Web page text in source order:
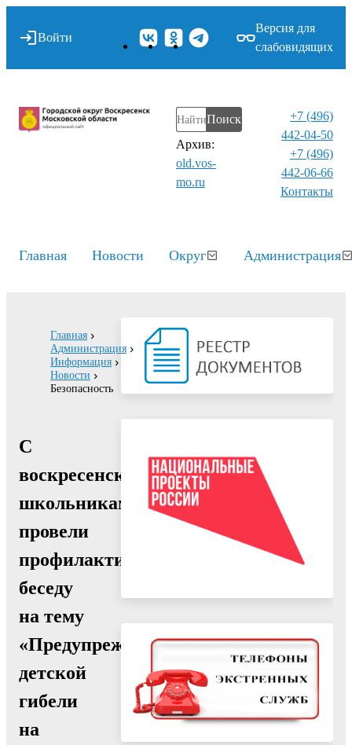
Войти
Версия для
слабовидящих
Поиск
Архив:
old.vos-
mo.ru
+7 (496)
442-04-50
+7 (496)
442-06-66
Контакты⁠
Главная Новости Округ Администрация
Главная
Администрация
Информация
Новости
Безопасность
С
воскресенскими
школьниками
провели
профилактическую
беседу
на тему
«Предупреждение
детской
гибели
на